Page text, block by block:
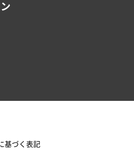
基づく表記